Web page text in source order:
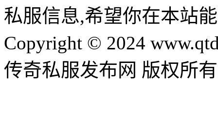
私服信息,希望你在本站
Copyright © 2024
传奇私服发布网 版权所有